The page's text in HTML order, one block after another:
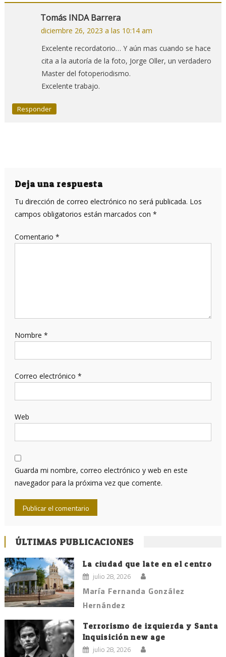
Tomás INDA Barrera
diciembre 26, 2023 a las 10:14 am
Excelente recordatorio… Y aún mas cuando se hace
cita a la autoría de la foto, Jorge Oller, un verdadero
Master del fotoperiodismo.
Excelente trabajo.
Responder
Deja una respuesta
Tu dirección de correo electrónico no será publicada. Los
campos obligatorios están marcados con *
Comentario *
Nombre *
Correo electrónico *
Web
Guarda mi nombre, correo electrónico y web en este
navegador para la próxima vez que comente.
ÚLTIMAS PUBLICACIONES
La ciudad que late en el centro
julio 28, 2026
María Fernanda González
Hernández
Terrorismo de izquierda y Santa
Inquisición new age
julio 28, 2026